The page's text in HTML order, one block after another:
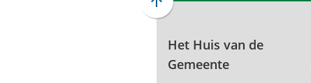
Scroll
boven
naar
Het Huis van de
Gemeente